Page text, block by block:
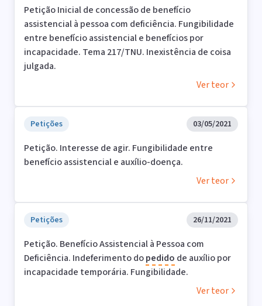
Petição Inicial de concessão de benefício
assistencial à pessoa com deficiência. Fungibilidade
entre benefício assistencial e benefícios por
incapacidade. Tema 217/TNU. Inexistência de coisa
julgada.
Ver teor
Petições 03/05/2021
Petição. Interesse de agir. Fungibilidade entre
benefício assistencial e auxílio-doença.
Ver teor
Petições 26/11/2021
Petição. Benefício Assistencial à Pessoa com
Deficiência. Indeferimento dopedido de auxílio por
incapacidade temporária. Fungibilidade.
Ver teor